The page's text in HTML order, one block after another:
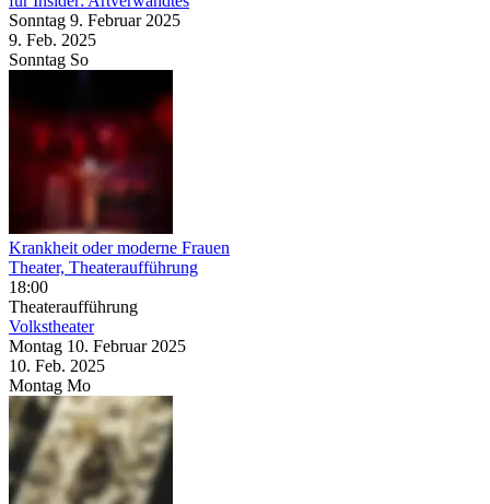
Sonntag 9. Februar 2025
9. Feb. 2025
Sonntag So
Krankheit oder moderne Frauen
Theater, Theateraufführung
18:00
Theateraufführung
Volkstheater
Montag 10. Februar 2025
10. Feb. 2025
Montag Mo